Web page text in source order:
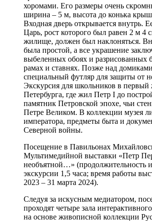
хоромами. Его размеры очень
ширина – 5 м, высота до конька
Входная дверь открывается внутрь.
Царь, рост которого был равен 2 м 4
жилище, должен был наклоняться.
была простой, а все украшение
выбеленных обоях и разрисованных
рамах и ставнях. Позже над
специальный футляр для защиты от
Экскурсия для школьников в
Петербурга, где жил Петр I до
памятник Петровской эпохе, чьи
Петре Великом. В коллекции музея
императора, предметы быта и
Северной войны.
Посещение в Павильонах
Мультимедийной выставки «Петр
необъятной…» (продолжительность
экскурсии 1,5 часа; время работы
2023 – 31 марта 2024).
Следуя за искусным медиатором,
проходят четыре зала
на основе живописной коллекции